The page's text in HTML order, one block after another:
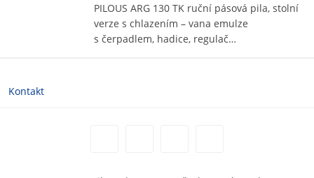
PILOUS ARG 130 TK ruční pásová pila, stolní
verze s chlazením – vana emulze
s čerpadlem, hadice, regulač…
Kontakt